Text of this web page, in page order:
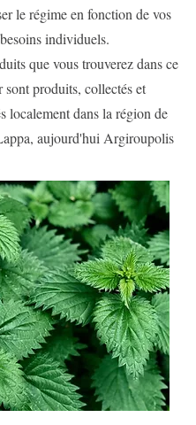
le régime en fonction de vos
besoins individuels.
que vous trouverez dans ce
sont produits, collectés et
localement dans la région de
aujourd'hui Argiroupolis